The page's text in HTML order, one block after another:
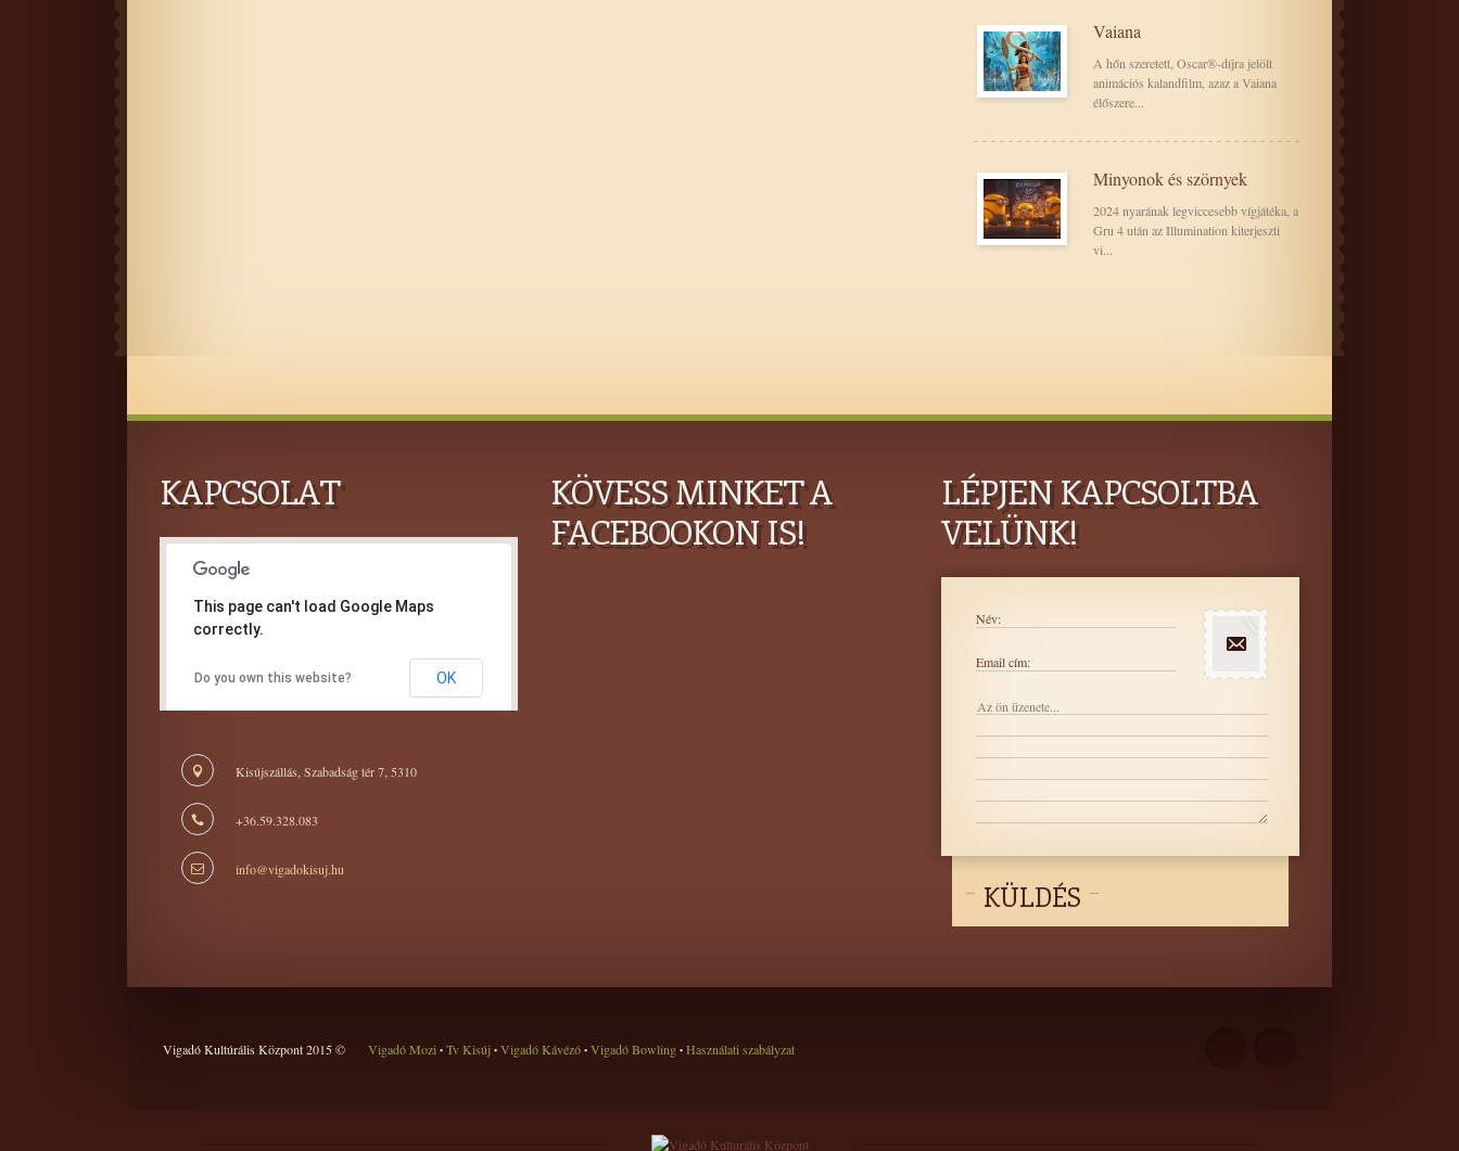
Vaiana
A hőn szeretett, Oscar®-díjra jelölt
animációs kalandfilm, azaz a Vaiana
élőszere...
Minyonok és szörnyek
2024 nyarának legviccesebb vígjátéka, a
Gru 4 után az Illumination kiterjeszti
vi...
KAPCSOLAT
This page can't load Google Maps
correctly.
Do you own this website? OK
Kisújszállás, Szabadság tér 7, 5310
+36.59.328.083
info@vigadokisuj.hu
KÖVESS MINKET A
FACEBOOKON IS!
LÉPJEN KAPCSOLTBA
VELÜNK!
Név:
Email cím:
KÜLDÉS
Vigadó Kultúrális Központ 2015 © Vigadó Mozi • Tv Kisúj • Vigadó Kávézó • Vigadó Bowling • Használati szabályzat